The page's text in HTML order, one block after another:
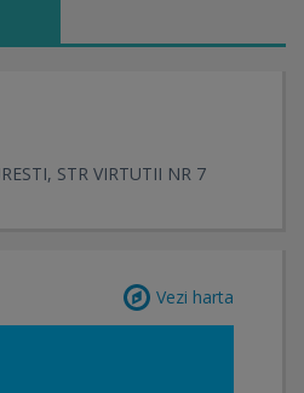
STR VIRTUTII NR 7
Vezi harta